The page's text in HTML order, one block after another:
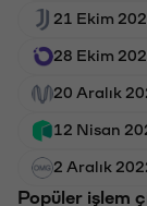
21 Ekim
28 Ekim
20 Aralık
12 Nisan
2 Aralık
Popüler işlem